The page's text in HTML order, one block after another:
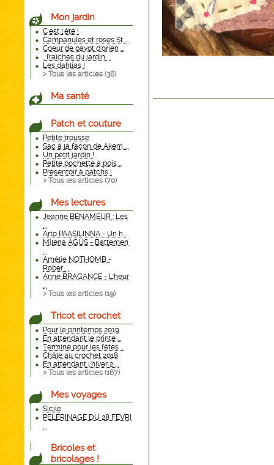
Mon jardin
C'est l'été !
Campanules et roses St ...
Coeur de pavot d'orien ...
...fraîches du jardin ...
Les dahlias !
> Tous les articles (36)
Ma santé
Patch et couture
Petite trousse
Sac à la façon de Akem ...
Un petit jardin !
Petite pochette à pois ...
Présentoir à patchs !
> Tous les articles (70)
Mes lectures
Jeanne BENAMEUR : Les
...
Arto PAASILINNA - Un h ...
Milena AGUS - Battemen
...
Amélie NOTHOMB -
Rober ...
Anne BRAGANCE - L'heur
...
> Tous les articles (19)
Tricot et crochet
Pour le printemps 2019
En attendant le printe ...
Terminé pour les fêtes ...
Châle au crochet 2018
En attendant l'hiver 2 ...
> Tous les articles (167)
Mes voyages
Sicile
PELERINAGE DU 28 FEVRI
...
Bricoles et
bricolages !